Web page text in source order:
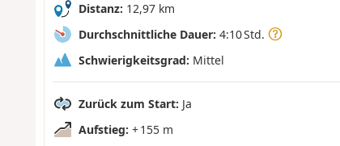
Distanz: 12,97 km
Durchschnittliche Dauer: 4:10 Std.
Schwierigkeitsgrad: Mittel
Zurück zum Start: Ja
Aufstieg: + 155 m